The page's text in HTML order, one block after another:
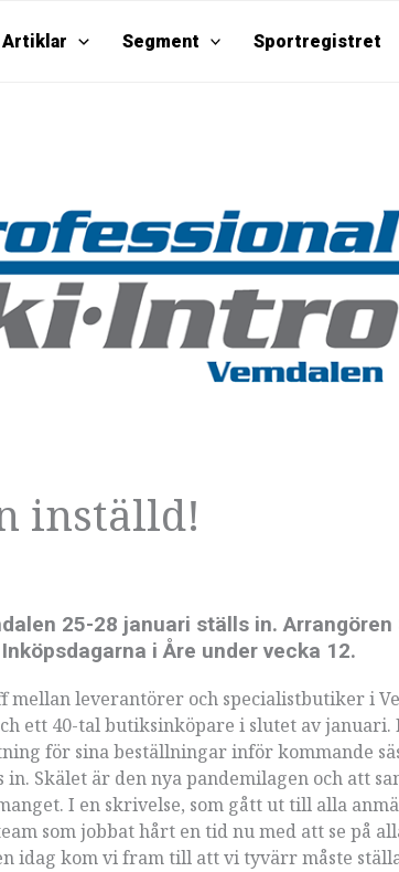
Artiklar Segment Sportregistret
inställd!
25-28 januari ställs in. Arrangören
i Åre under vecka 12.
leverantörer och specialistbutiker i
ett 40-tal butiksinköpare i slutet av
för sina beställningar inför kommande
Skälet är den nya pandemilagen och att
I en skrivelse, som gått ut till alla
som jobbat hårt en tid nu med att se på
idag kom vi fram till att vi tyvärr måste